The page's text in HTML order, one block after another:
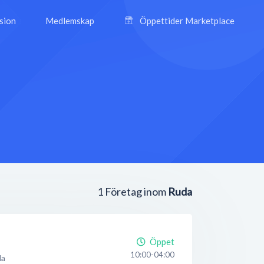
Medlemskap Öppettider Marketplace
1 Företag inom Ruda
Öppet
10:00-04:00